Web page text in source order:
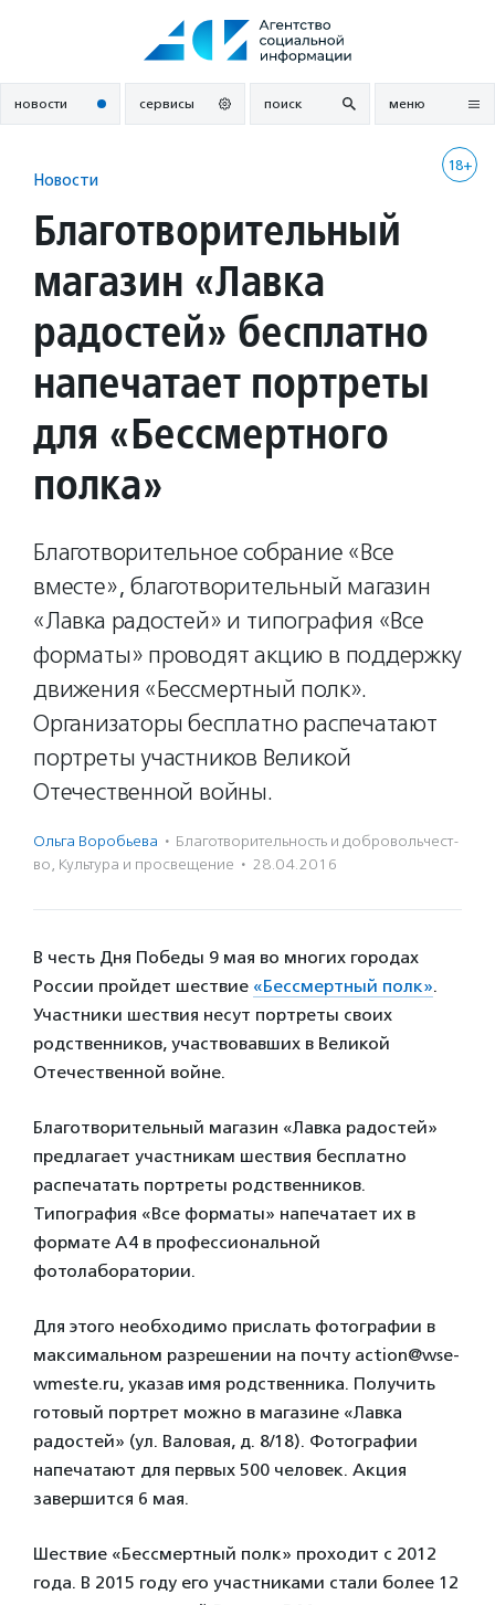
новости сервисы поиск меню
18+
Новости
Благотворительный
магазин «Лавка
радостей» бесплатно
напечатает портреты
для «Бессмертного
полка»
Благотворительное собрание «Все
вместе», благотворительный магазин
«Лавка радостей» и типография «Все
форматы» проводят акцию в поддержку
движения «Бессмертный полк».
Организаторы бесплатно распечатают
портреты участников Великой
Отечественной войны.
Ольга Воробьева · Благотвори­тель­ность и доброволь­чест­
во, Культура и просвещение · 28.04.2016
В честь Дня Победы 9 мая во многих городах
России пройдет шествие «Бессмертный полк».
Участники шествия несут портреты своих
родственников, участвовавших в Великой
Отечественной войне.
Благотворительный магазин «Лавка радостей»
предлагает участникам шествия бесплатно
распечатать портреты родственников.
Типография «Все форматы» напечатает их в
формате А4 в профессиональной
фотолаборатории.
Для этого необходимо прислать фотографии в
максимальном разрешении на почту action@wse-
wmeste.ru, указав имя родственника. Получить
готовый портрет можно в магазине «Лавка
радостей» (ул. Валовая, д. 8/18). Фотографии
напечатают для первых 500 человек. Акция
завершится 6 мая.
Шествие «Бессмертный полк» проходит с 2012
года. В 2015 году его участниками стали более 12